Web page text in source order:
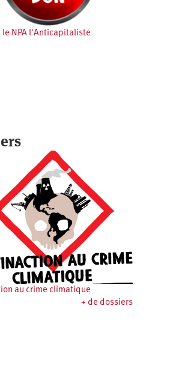
le NPA l'Anticapitaliste
au crime climatique
+ de dossiers